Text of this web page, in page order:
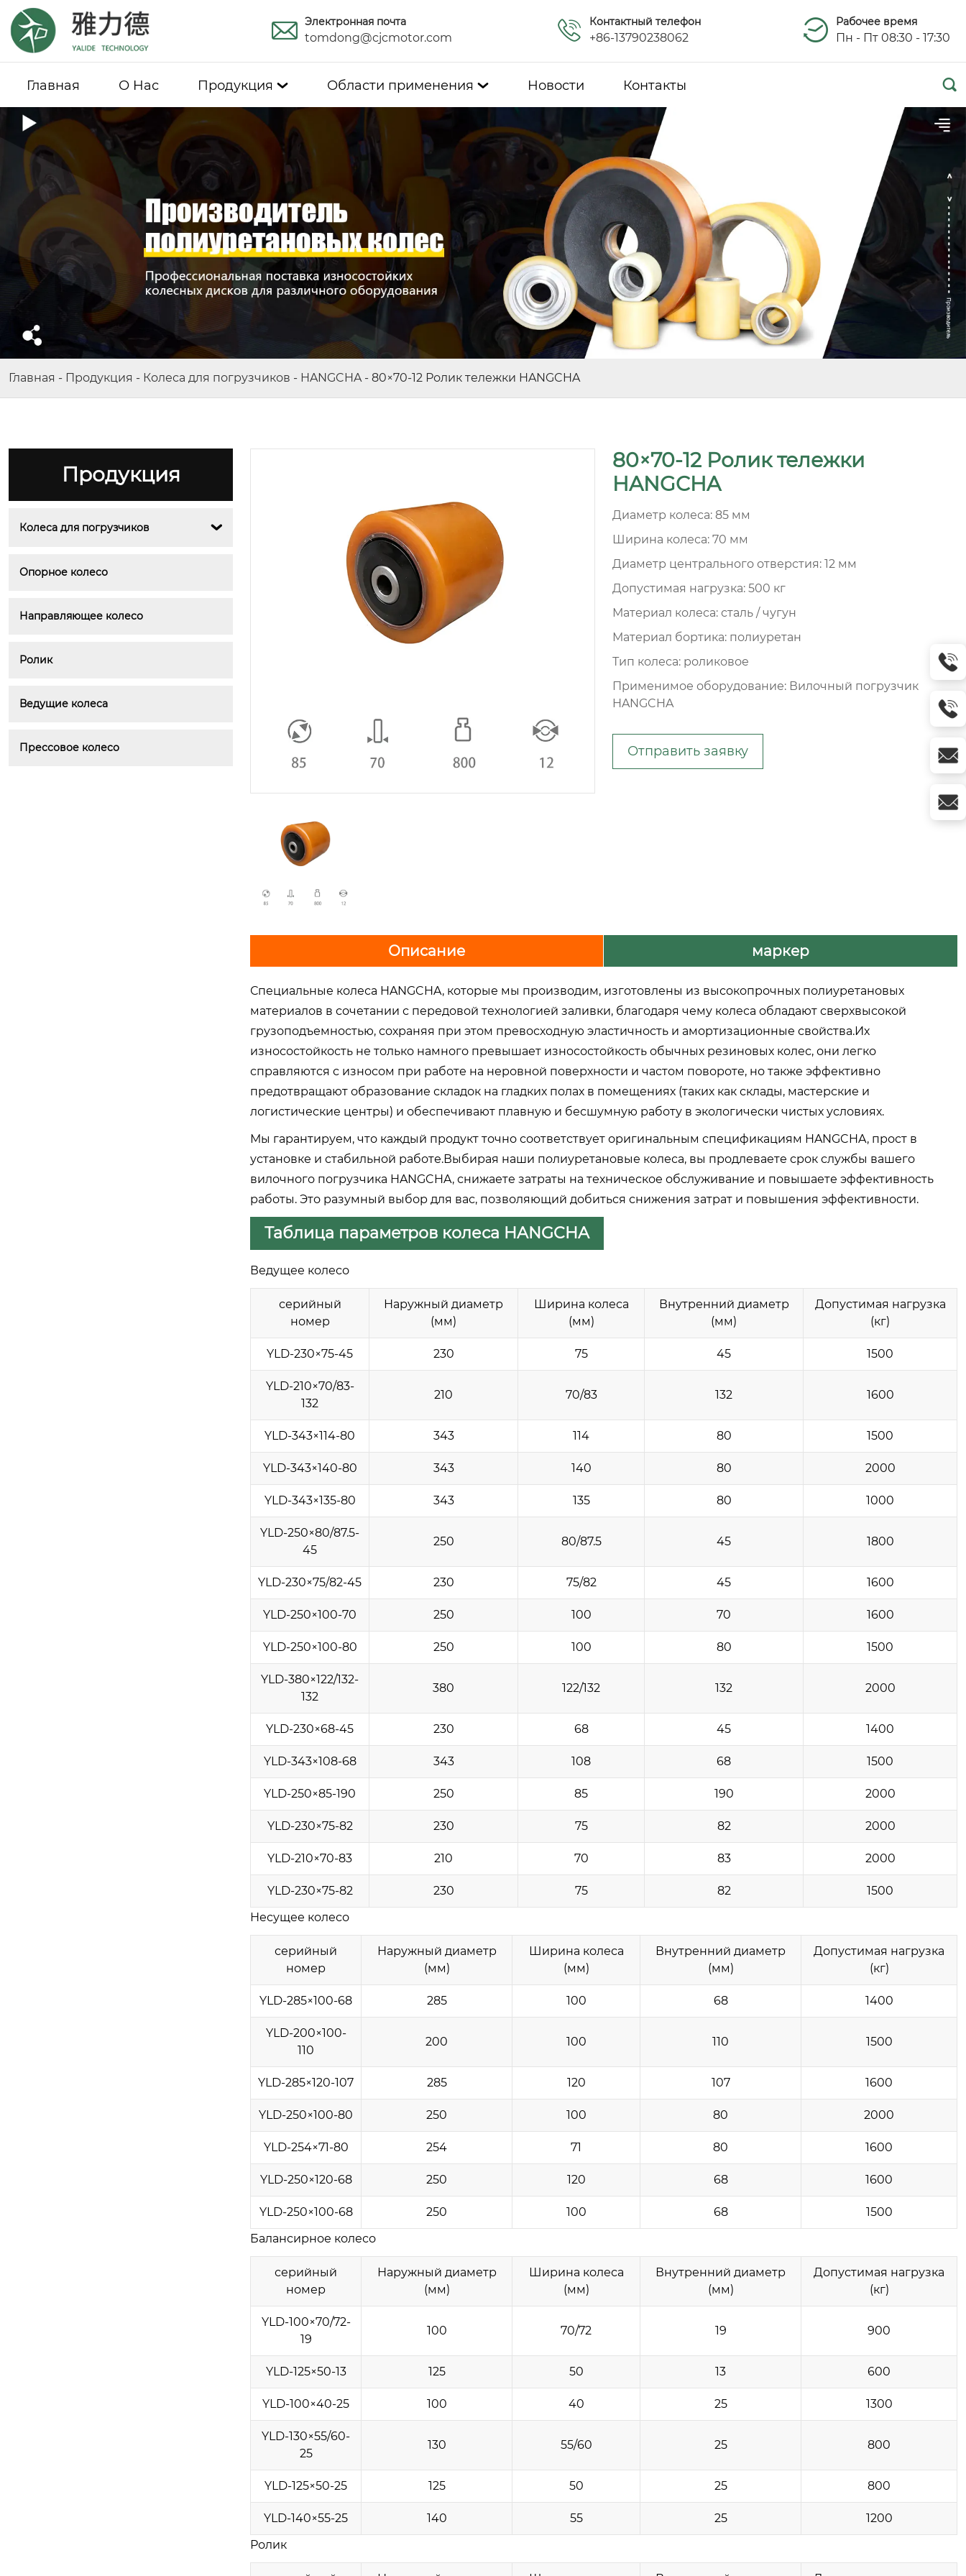
Электронная почта
tomdong@cjcmotor.com
Контактный телефон
+86-13790238062
Рабочее время
Пн - Пт 08:30 - 17:30
Главная О Hас Продукция  Области применения  Новости Контакты 
Главная - Продукция - Колеса для погрузчиков - HANGCHA- 80×70-12 Ролик тележки HANGCHA
Продукция
Колеса для погрузчиков 
Опорное колесо
Направляющее колесо
Ролик
Ведущие колеса
Прессовое колесо
80×70-12 Ролик тележки
HANGCHA
Диаметр колеса: 85 мм
Ширина колеса: 70 мм
Диаметр центрального отверстия: 12 мм
Допустимая нагрузка: 500 кг
Материал колеса: сталь / чугун
Материал бортика: полиуретан
Тип колеса: роликовое
Применимое оборудование: Вилочный погрузчик
HANGCHA
Отправить заявку
Описание маркер
Специальные колеса HANGCHA, которые мы производим, изготовлены из высокопрочных полиуретановых
материалов в сочетании с передовой технологией заливки, благодаря чему колеса обладают сверхвысокой
грузоподъемностью, сохраняя при этом превосходную эластичность и амортизационные свойства.Их
износостойкость не только намного превышает износостойкость обычных резиновых колес, они легко
справляются с износом при работе на неровной поверхности и частом повороте, но также эффективно
предотвращают образование складок на гладких полах в помещениях (таких как склады, мастерские и
логистические центры) и обеспечивают плавную и бесшумную работу в экологически чистых условиях.
Мы гарантируем, что каждый продукт точно соответствует оригинальным спецификациям HANGCHA, прост в
установке и стабильной работе.Выбирая наши полиуретановые колеса, вы продлеваете срок службы вашего
вилочного погрузчика HANGCHA, снижаете затраты на техническое обслуживание и повышаете эффективность
работы. Это разумный выбор для вас, позволяющий добиться снижения затрат и повышения эффективности.
Таблица параметров колеса HANGCHA
Ведущее колесо
серийный
номер
Наружный диаметр
(мм)
Ширина колеса
(мм)
Внутренний диаметр
(мм)
Допустимая нагрузка
(кг)
YLD-230×75-45 230 75 45 1500
YLD-210×70/83-
132
210 70/83 132 1600
YLD-343×114-80 343 114 80 1500
YLD-343×140-80 343 140 80 2000
YLD-343×135-80 343 135 80 1000
YLD-250×80/87.5-
45
250 80/87.5 45 1800
YLD-230×75/82-45 230 75/82 45 1600
YLD-250×100-70 250 100 70 1600
YLD-250×100-80 250 100 80 1500
YLD-380×122/132-
132
380 122/132 132 2000
YLD-230×68-45 230 68 45 1400
YLD-343×108-68 343 108 68 1500
YLD-250×85-190 250 85 190 2000
YLD-230×75-82 230 75 82 2000
YLD-210×70-83 210 70 83 2000
YLD-230×75-82 230 75 82
1500
Несущее колесо
серийный
номер
Наружный диаметр
(мм)
Ширина колеса
(мм)
Внутренний диаметр
(мм)
Допустимая нагрузка
(кг)
YLD-285×100-68 285 100 68 1400
YLD-200×100-
110
200 100 110 1500
YLD-285×120-107 285 120 107 1600
YLD-250×100-80 250 100 80 2000
YLD-254×71-80 254 71 80 1600
YLD-250×120-68 250 120 68 1600
YLD-250×100-68 250 100 68
1500
Балансирное колесо
серийный
номер
Наружный диаметр
(мм)
Ширина колеса
(мм)
Внутренний диаметр
(мм)
Допустимая нагрузка
(кг)
YLD-100×70/72-
19
100 70/72 19 900
YLD-125×50-13 125 50 13 600
YLD-100×40-25 100 40 25 1300
YLD-130×55/60-
25
130 55/60 25 800
YLD-125×50-25 125 50 25 800
YLD-140×55-25 140 55 25
1200
Ролик